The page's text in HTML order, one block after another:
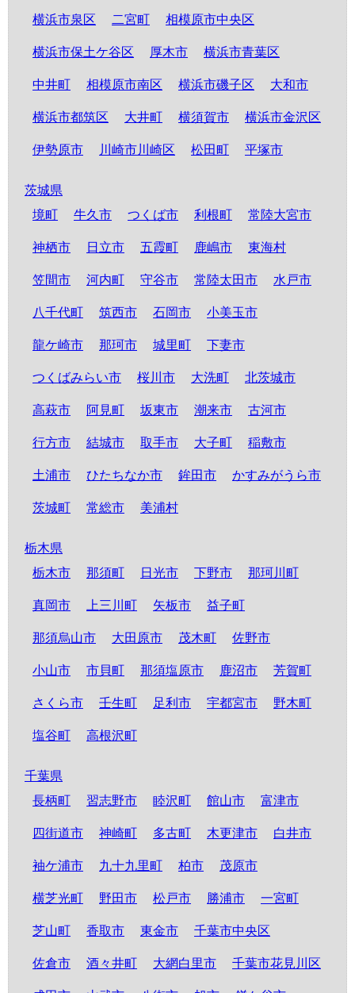
横浜市泉区 二宮町 相模原市中央区
横浜市保土ケ谷区 厚木市 横浜市青葉区
中井町 相模原市南区 横浜市磯子区 大和市
横浜市都筑区 大井町 横須賀市 横浜市金沢区
伊勢原市 川崎市川崎区 松田町 平塚市
茨城県
境町
牛久市 つくば市 利根町 常陸大宮市
神栖市 日立市 五霞町 鹿嶋市 東海村
笠間市 河内町 守谷市 常陸太田市 水戸市
八千代町 筑西市 石岡市 小美玉市
龍ケ崎市 那珂市 城里町 下妻市
つくばみらい市 桜川市 大洗町 北茨城市
高萩市 阿見町 坂東市 潮来市 古河市
行方市 結城市 取手市 大子町 稲敷市
土浦市 ひたちなか市 鉾田市 かすみがうら市
茨城町 常総市 美浦村
栃木県
栃木市
那須町 日光市 下野市 那珂川町
真岡市 上三川町 矢板市 益子町
那須烏山市 大田原市 茂木町 佐野市
小山市 市貝町 那須塩原市 鹿沼市 芳賀町
さくら市 壬生町 足利市 宇都宮市 野木町
塩谷町 高根沢町
千葉県
長柄町
習志野市 睦沢町 館山市 富津市
四街道市 神崎町 多古町 木更津市 白井市
袖ケ浦市 九十九里町 柏市 茂原市
横芝光町 野田市 松戸市 勝浦市 一宮町
芝山町 香取市 東金市 千葉市中央区
佐倉市 酒々井町 大網白里市 千葉市花見川区